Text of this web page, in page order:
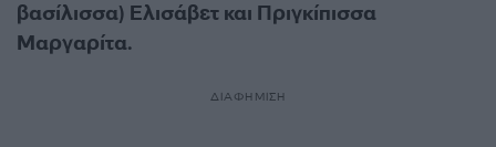
βασίλισσα) Ελισάβετ και Πριγκίπισσα
Μαργαρίτα.
ΔΙΑΦΗΜΙΣΗ